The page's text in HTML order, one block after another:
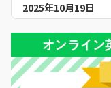
2025年10月19日
について紹介いた
2025年9月19日
【メディア掲載】